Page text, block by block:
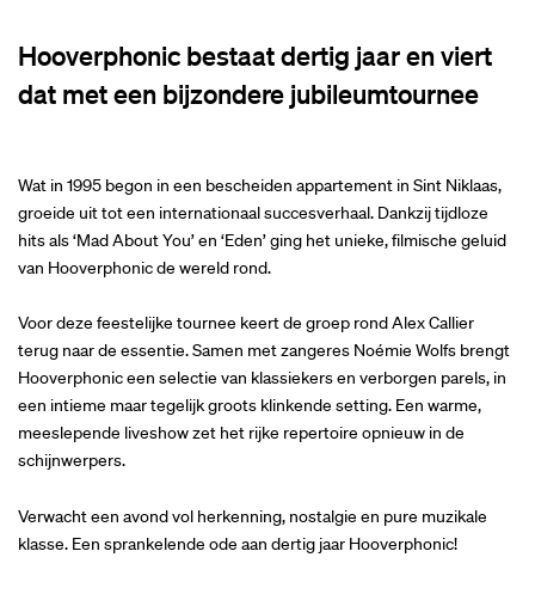
Hooverphonic bestaat dertig jaar en viert
dat met een bijzondere jubileumtournee
Wat in 1995 begon in een bescheiden appartement in Sint Niklaas,
groeide uit tot een internationaal succesverhaal. Dankzij tijdloze
hits als ‘Mad About You’ en ‘Eden’ ging het unieke, filmische geluid
van Hooverphonic de wereld rond.
Voor deze feestelijke tournee keert de groep rond Alex Callier
terug naar de essentie. Samen met zangeres Noémie Wolfs brengt
Hooverphonic een selectie van klassiekers en verborgen parels, in
een intieme maar tegelijk groots klinkende setting. Een warme,
meeslepende liveshow zet het rijke repertoire opnieuw in de
schijnwerpers.
Verwacht een avond vol herkenning, nostalgie en pure muzikale
klasse. Een sprankelende ode aan dertig jaar Hooverphonic!